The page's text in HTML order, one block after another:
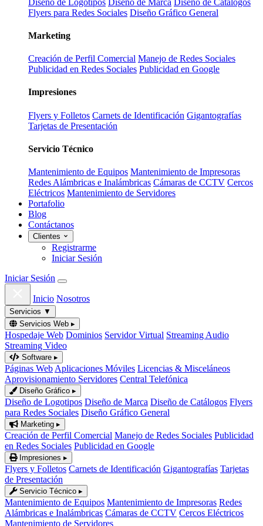
Flyers para Redes Sociales Diseño Gráfico General
Marketing
Creación de Perfil Comercial Manejo de Redes Sociales
Publicidad en Redes Sociales Publicidad en Google
Impresiones
Flyers y Folletos Carnets de Identificación Gigantografías
Tarjetas de Presentación
Servicio Técnico
Mantenimiento de Equipos Mantenimiento de Impresoras
Redes Alámbricas e Inalámbricas Cámaras de CCTV Cercos
Eléctricos Mantenimiento de Servidores
Portafolio
Blog
Contáctanos
Clientes
Registrarme
Iniciar Sesión
Iniciar Sesión
Inicio Nosotros
Servicios ▼
Servicios Web ▸
Hospedaje Web Dominios Servidor Virtual Streaming Audio
Streaming Video
Software ▸
Páginas Web Aplicaciones Móviles Licencias & Misceláneos
Aprovisionamiento Servidores Central Telefónica
Diseño Gráfico ▸
Diseño de Logotipos Diseño de Marca Diseño de Catálogos Flyers
para Redes Sociales Diseño Gráfico General
Marketing ▸
Creación de Perfil Comercial Manejo de Redes Sociales Publicidad
en Redes Sociales Publicidad en Google
Impresiones ▸
Flyers y Folletos Carnets de Identificación Gigantografías Tarjetas
de Presentación
Servicio Técnico ▸
Mantenimiento de Equipos Mantenimiento de Impresoras Redes
Alámbricas e Inalámbricas Cámaras de CCTV Cercos Eléctricos
Mantenimiento de Servidores